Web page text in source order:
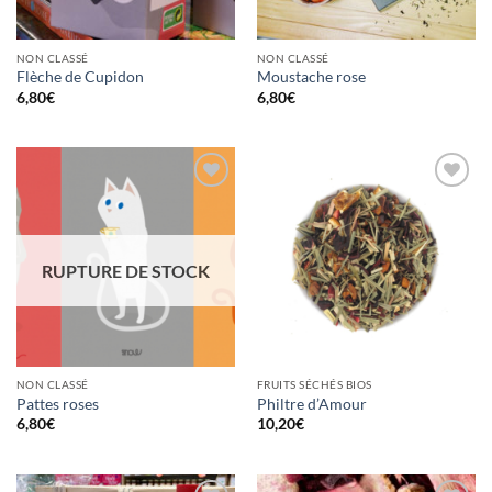
NON CLASSÉ
Flèche de Cupidon
6,80€
NON CLASSÉ
Moustache rose
6,80€
wishlist
RUPTURE DE STOCK
NON CLASSÉ
Pattes roses
6,80€
wishlist
FRUITS SÉCHÉS BIOS
Philtre d’Amour
10,20€